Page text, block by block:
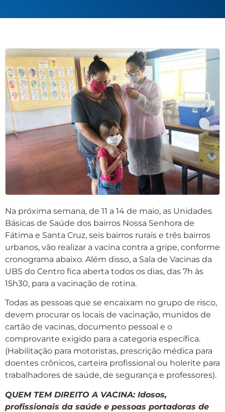
Na próxima semana, de 11 a 14 de maio, as Unidades
Básicas de Saúde dos bairros Nossa Senhora de
Fátima e Santa Cruz, seis bairros rurais e três bairros
urbanos, vão realizar a vacina contra a gripe, conforme
cronograma abaixo. Além disso, a Sala de Vacinas da
UBS do Centro fica aberta todos os dias, das 7h às
15h30, para a vacinação de rotina.
Todas as pessoas que se encaixam no grupo de risco,
devem procurar os locais de vacinação, munidos de
cartão de vacinas, documento pessoal e o
comprovante exigido para a categoria específica.
(Habilitação para motoristas, prescrição médica para
doentes crônicos, carteira profissional ou holerite para
trabalhadores de saúde, de segurança e professores).
QUEM TEM DIREITO A VACINA: Idosos,
profissionais da saúde e pessoas portadoras de